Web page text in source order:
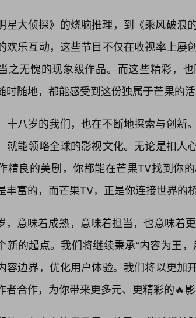
星大侦探》的烧脑推理，到《乘风破浪
欢乐互动，这些节目不仅在收视率上屡
之无愧的现象级作品。而这些精彩，
时随地，都能感受到这份独属于芒果的活
十八岁的我们，也在不断地探索与创新
就能领略全球的影视文化。无论是扣人
精良的美剧，你都能在芒果TV找到你
丰富的，而芒果TV，正是你连接世界的桥
，意味着成熟，意味着担当，也意味着
新的起点。我们将继续秉承“内容为王
容边界，优化用户体验。我们将以更加
者合作，为你带来更多元、更精彩的🔥影